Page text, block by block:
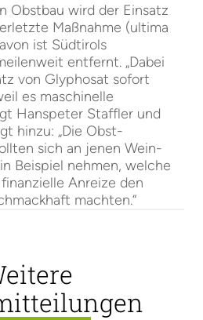
Obstbau wird der Einsatz
Maßnahme (ultima
ist Südtirols
entfernt. „Dabei
von Glyphosat sofort
es maschinelle
Hanspeter Staffler und
hinzu: „Die Obst-
sich an jenen Wein-
Beispiel nehmen, welche
Anreize den
machten.“